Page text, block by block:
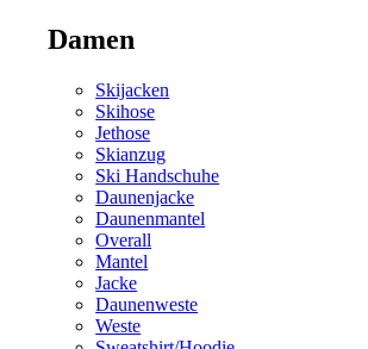
Damen
Skijacken
Skihose
Jethose
Skianzug
Ski Handschuhe
Daunenjacke
Daunenmantel
Overall
Mantel
Jacke
Daunenweste
Weste